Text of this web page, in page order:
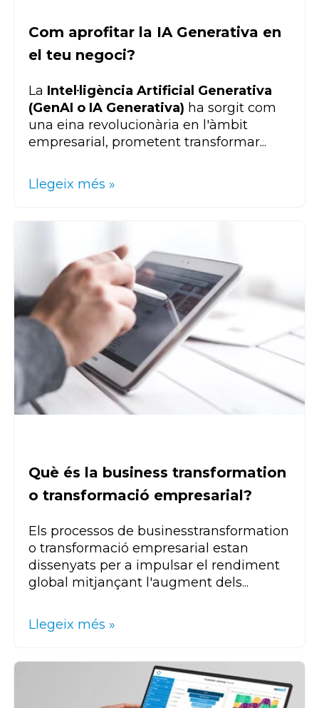
Com aprofitar la IA Generativa en
el teu negoci?
La Intel·ligència Artificial Generativa
(GenAI o IA Generativa) ha sorgit com
una eina revolucionària en l'àmbit
empresarial, prometent transformar...
Llegeix més »
Què és la business transformation
o transformació empresarial?
Els processos de businesstransformation
o transformació empresarial estan
dissenyats per a impulsar el rendiment
global mitjançant l'augment dels...
Llegeix més »